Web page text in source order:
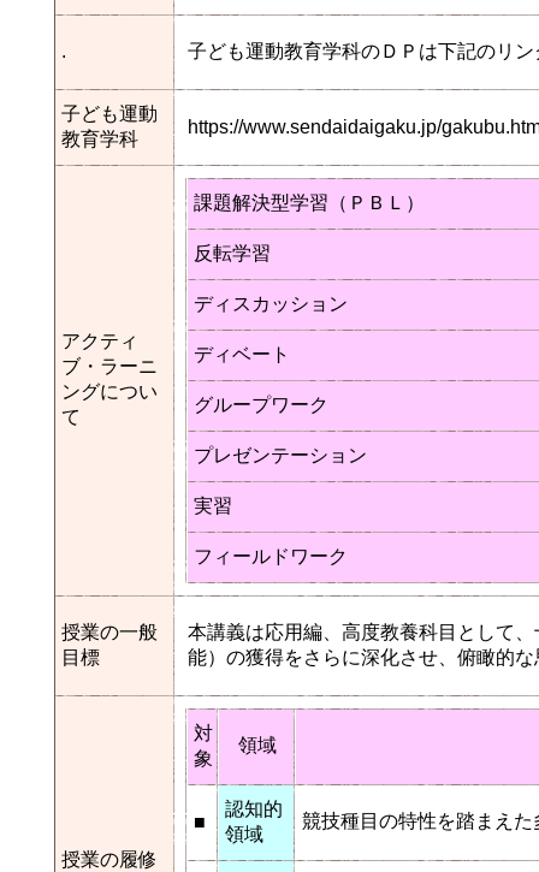
. 子ども運動教育学科のＤＰは下記のリ
子ども運動
教育学科
https://www.sendaidaigaku.jp/
アクティ
ブ・ラーニ
ングについ
て
課題解決型学習（ＰＢＬ）
反転学習
ディスカッション
ディベート
グループワーク
プレゼンテーション
実習
フィールドワーク
授業の一般
目標
本講義は応用編、高度教養科目として
能）の獲得をさらに深化させ、俯瞰的
授業の履修
対
象
領域
■
認知的
領域
競技種目の特性を踏まえ